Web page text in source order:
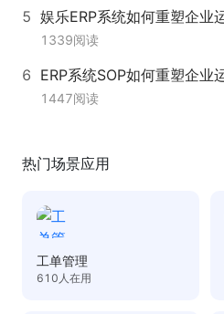
1339阅读
1447阅读
热门场景应用
工单管理
610 人在用